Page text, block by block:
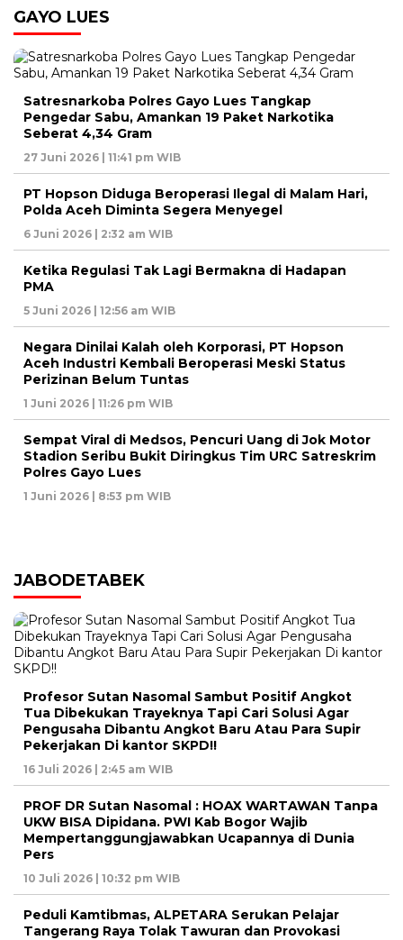
GAYO LUES
Satresnarkoba Polres Gayo Lues Tangkap
Pengedar Sabu, Amankan 19 Paket Narkotika
Seberat 4,34 Gram
27 Juni 2026 | 11:41 pm WIB
PT Hopson Diduga Beroperasi Ilegal di Malam Hari,
Polda Aceh Diminta Segera Menyegel
6 Juni 2026 | 2:32 am WIB
Ketika Regulasi Tak Lagi Bermakna di Hadapan
PMA
5 Juni 2026 | 12:56 am WIB
Negara Dinilai Kalah oleh Korporasi, PT Hopson
Aceh Industri Kembali Beroperasi Meski Status
Perizinan Belum Tuntas
1 Juni 2026 | 11:26 pm WIB
Sempat Viral di Medsos, Pencuri Uang di Jok Motor
Stadion Seribu Bukit Diringkus Tim URC Satreskrim
Polres Gayo Lues
1 Juni 2026 | 8:53 pm WIB
JABODETABEK
Profesor Sutan Nasomal Sambut Positif Angkot
Tua Dibekukan Trayeknya Tapi Cari Solusi Agar
Pengusaha Dibantu Angkot Baru Atau Para Supir
Pekerjakan Di kantor SKPD!!
16 Juli 2026 | 2:45 am WIB
PROF DR Sutan Nasomal : HOAX WARTAWAN Tanpa
UKW BISA Dipidana. PWI Kab Bogor Wajib
Mempertanggungjawabkan Ucapannya di Dunia
Pers
10 Juli 2026 | 10:32 pm WIB
Peduli Kamtibmas, ALPETARA Serukan Pelajar
Tangerang Raya Tolak Tawuran dan Provokasi